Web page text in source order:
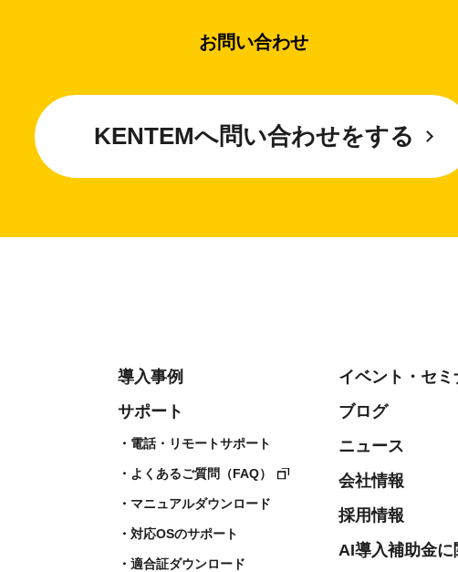
お問い合わせ
KENTEMへ問い合わせをする
導入事例
サポート
電話・リモートサポート
よくあるご質問（FAQ）
マニュアルダウンロード
対応OSのサポート
適合証ダウンロード
イベント・セミ
ブログ
ニュース
会社情報
採用情報
AI導入補助金